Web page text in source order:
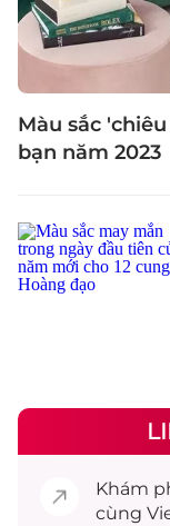
Màu sắc
bạn năm 2023
Khám
cùng